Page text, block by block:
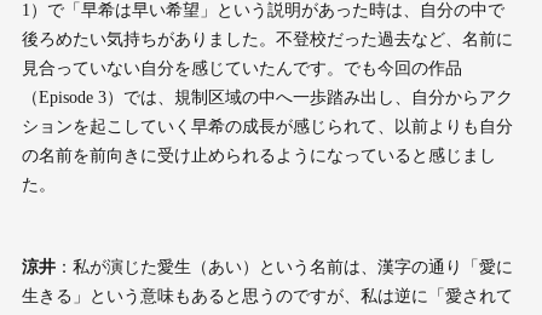
1）で「早希は早い希望」という説明があった時は、自分の中で
後ろめたい気持ちがありました。不登校だった過去など、名前に
見合っていない自分を感じていたんです。でも今回の作品
（Episode 3）では、規制区域の中へ一歩踏み出し、自分からアク
ションを起こしていく早希の成長が感じられて、以前よりも自分
の名前を前向きに受け止められるようになっていると感じまし
た。
涼井：私が演じた愛生（あい）という名前は、漢字の通り「愛に
生きる」という意味もあると思うのですが、私は逆に「愛されて